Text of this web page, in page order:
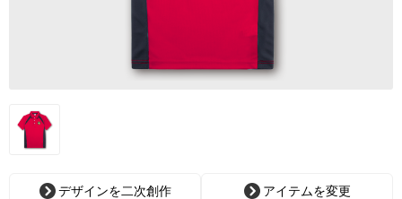
デザインを二次創作 アイテムを変更